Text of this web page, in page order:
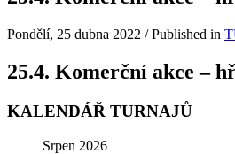
Pondělí, 25 dubna 2022 /Published in
25.4. Komerční akce –
KALENDÁŘ TURNAJŮ
Srpen 2026